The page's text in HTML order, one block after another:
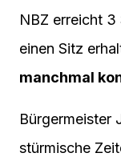
NBZ erreicht 3
einen Sitz
manchmal
Bürgermeister
stürmische